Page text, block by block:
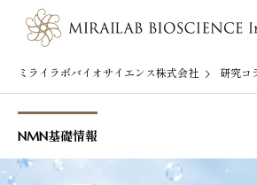
ミライラボバイオサイエンス株式会社 研究コ
NMN基礎情報